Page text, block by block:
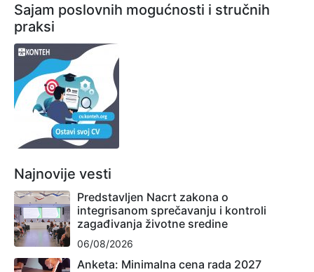
Sajam poslovnih mogućnosti i stručnih
praksi
Najnovije vesti
Predstavljen Nacrt zakona o
integrisanom sprečavanju i kontroli
zagađivanja životne sredine
06/08/2026
Anketa: Minimalna cena rada 2027